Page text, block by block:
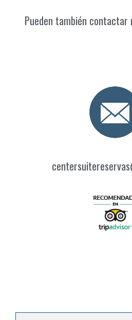
Pueden también contactar